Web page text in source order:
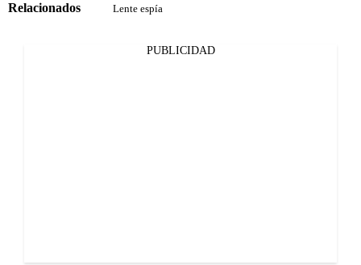
Relacionados Lente espía
PUBLICIDAD